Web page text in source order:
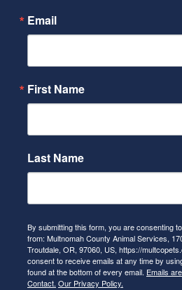
Email
First Name
Last Name
By submitting this form, you are consenting
from: Multnomah County Animal Services,
Troutdale, OR, 97060, US, https://
consent to receive emails at any time by
found at the bottom of every email. Emails
Contact. Our Privacy Policy.